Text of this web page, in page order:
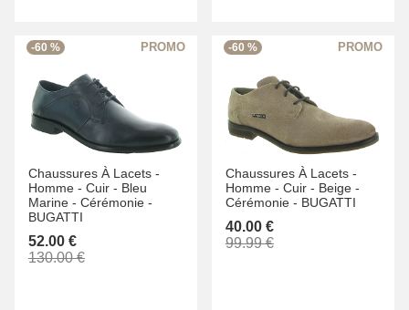
-60 %
Chaussures À Lacets -
Homme - Cuir - Bleu
Marine - Cérémonie -
BUGATTI
52.00 €
130.00 €
-60 %
Chaussures À Lacets -
Homme - Cuir - Beige -
Cérémonie - BUGATTI
40.00 €
99.99 €